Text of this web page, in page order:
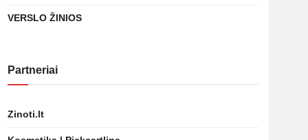
VERSLO ŽINIOS
Partneriai
Zinoti.lt